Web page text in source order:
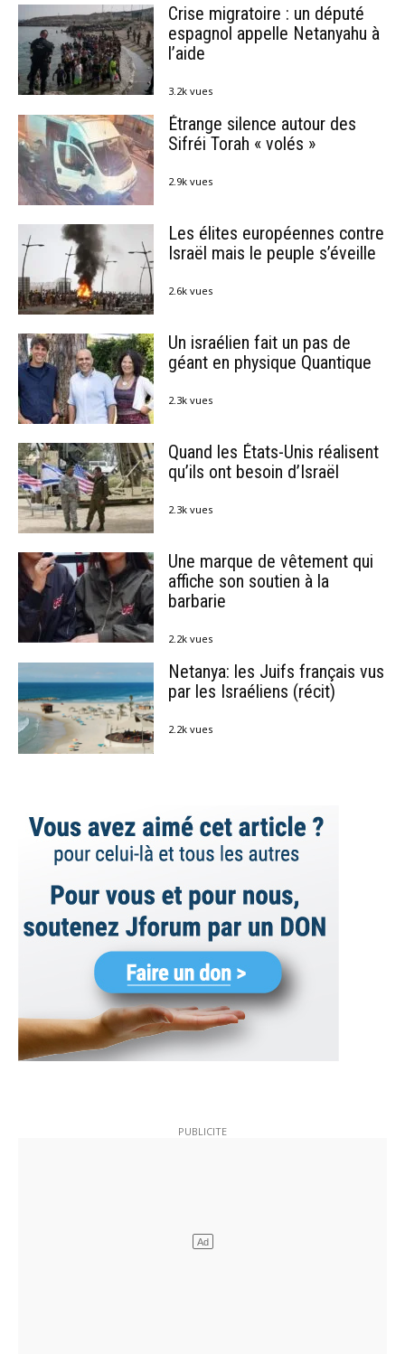
Crise migratoire : un député
espagnol appelle Netanyahu à
l’aide
3.2k vues
Étrange silence autour des
Sifréi Torah « volés »
2.9k vues
Les élites européennes contre
Israël mais le peuple s’éveille
2.6k vues
Un israélien fait un pas de
géant en physique Quantique
2.3k vues
Quand les États-Unis réalisent
qu’ils ont besoin d’Israël
2.3k vues
Une marque de vêtement qui
affiche son soutien à la
barbarie
2.2k vues
Netanya: les Juifs français vus
par les Israéliens (récit)
2.2k vues